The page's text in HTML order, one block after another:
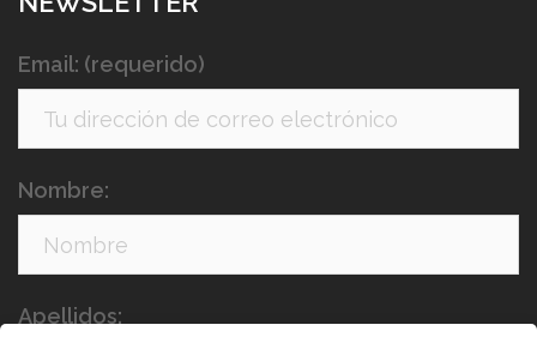
Email: (requerido)
Nombre:
Apellidos: